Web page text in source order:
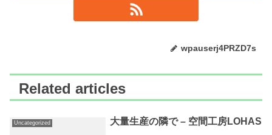
wpauserj4PRZD7s
Related articles
Uncategorized 大量生産の隣で – 空間工房LOHAS